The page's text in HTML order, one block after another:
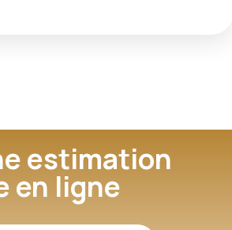
estimation
en ligne